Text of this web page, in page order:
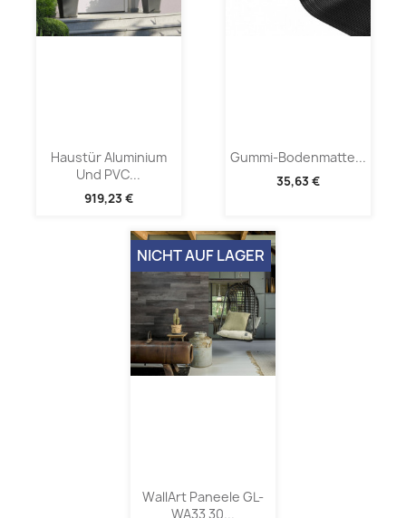
Haustür Aluminium
Und PVC...
919,23 €
Gummi-Bodenmatte...
35,63 €
WallArt Paneele GL-
WA33 30...
NICHT AUF LAGER